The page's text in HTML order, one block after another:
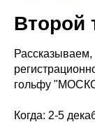
Второй
гольфу
Когда: 2-5